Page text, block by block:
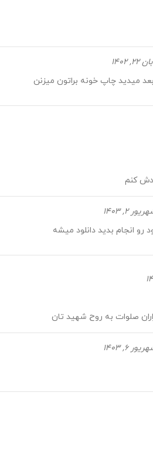
22, 1402
میدید چاپ خونه براتون میزنن
کنم
2, 1403
رو انجام بدید دانلود میشه
صلوات به روح شهید تان
6, 1403